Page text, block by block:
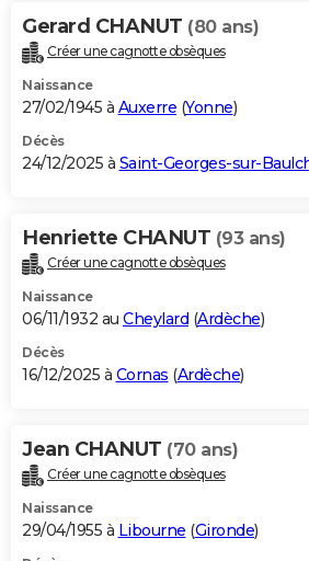
Gerard CHANUT (80 ans)
Créer une cagnotte obsèques
Naissance
27/02/1945 à Auxerre (Yonne)
Décès
24/12/2025 à Saint-Georges-sur-
Henriette CHANUT (93 ans)
Créer une cagnotte obsèques
Naissance
06/11/1932 au Cheylard (Ardèche)
Décès
16/12/2025 à Cornas (Ardèche)
Jean CHANUT (70 ans)
Créer une cagnotte obsèques
Naissance
29/04/1955 à Libourne (Gironde)